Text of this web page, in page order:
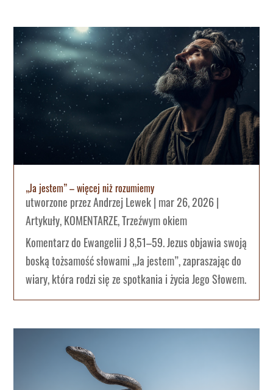
„Ja jestem” – więcej niż rozumiemy
utworzone przezAndrzej Lewek| mar 26, 2026|
Artykuły,KOMENTARZE,Trzeźwym okiem
Komentarz do Ewangelii J 8,51–59. Jezus objawia swoją
boską tożsamość słowami „Ja jestem”, zapraszając do
wiary, która rodzi się ze spotkania i życia Jego Słowem.